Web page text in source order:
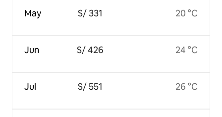
May
Jun
Jul
S/ 331
S/ 426
S/ 551
20 °C
24 °C
26 °C